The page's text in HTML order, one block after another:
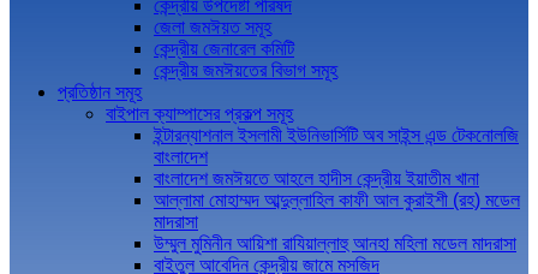
কেন্দ্রীয় উপদেষ্টা পরিষদ
জেলা জমঈয়ত সমূহ
কেন্দ্রীয় জেনারেল কমিটি
কেন্দ্রীয় জমঈয়তের বিভাগ সমূহ
প্রতিষ্ঠান সমূহ
বাইপাল ক্যাম্পাসের প্রকল্প সমূহ
ইন্টারন্যাশনাল ইসলামী ইউনিভার্সিটি অব সাইন্স এন্ড টেকনোলজি
বাংলাদেশ
বাংলাদেশ জমঈয়তে আহলে হাদীস কেন্দ্রীয় ইয়াতীম খানা
আল্লামা মোহাম্মদ আব্দুল্লাহিল কাফী আল কুরাইশী (রহ) মডেল
মাদরাসা
উম্মুল মুমিনীন আয়িশা রাযিয়াল্লাহু আনহা মহিলা মডেল মাদরাসা
বাইতুল আবেদিন কেন্দ্রীয় জামে মসজিদ